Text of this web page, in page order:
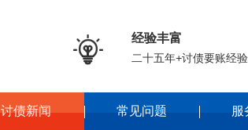
 经验丰富
二十五年+讨债要账经验
讨债新闻 常见问题 服